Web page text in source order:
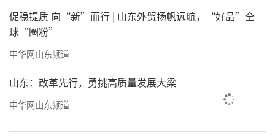
促稳提质 向“新”而行 | 山东外贸扬帆远航，“好品”全
球“圈粉”
中华网山东频道
山东：改革先行，勇挑高质量发展大梁
中华网山东频道